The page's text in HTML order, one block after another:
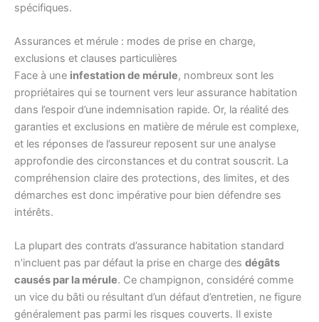
spécifiques.
Assurances et mérule : modes de prise en charge,
exclusions et clauses particulières
Face à une infestation de mérule, nombreux sont les
propriétaires qui se tournent vers leur assurance habitation
dans l’espoir d’une indemnisation rapide. Or, la réalité des
garanties et exclusions en matière de mérule est complexe,
et les réponses de l’assureur reposent sur une analyse
approfondie des circonstances et du contrat souscrit. La
compréhension claire des protections, des limites, et des
démarches est donc impérative pour bien défendre ses
intérêts.
La plupart des contrats d’assurance habitation standard
n’incluent pas par défaut la prise en charge des dégâts
causés par la mérule. Ce champignon, considéré comme
un vice du bâti ou résultant d’un défaut d’entretien, ne figure
généralement pas parmi les risques couverts. Il existe